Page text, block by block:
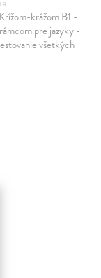
krážom B1 -
pre jazyky -
všetkých